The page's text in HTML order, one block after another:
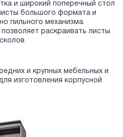
и широкий поперечный стол
большого формата и
пильного механизма.
раскраивать листы
и крупных мебельных и
изготовления корпусной